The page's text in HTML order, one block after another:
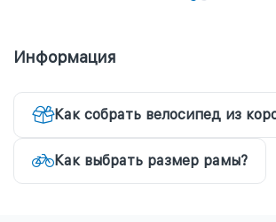
Информация
Как собрать велосипед из
Как выбрать размер рамы?